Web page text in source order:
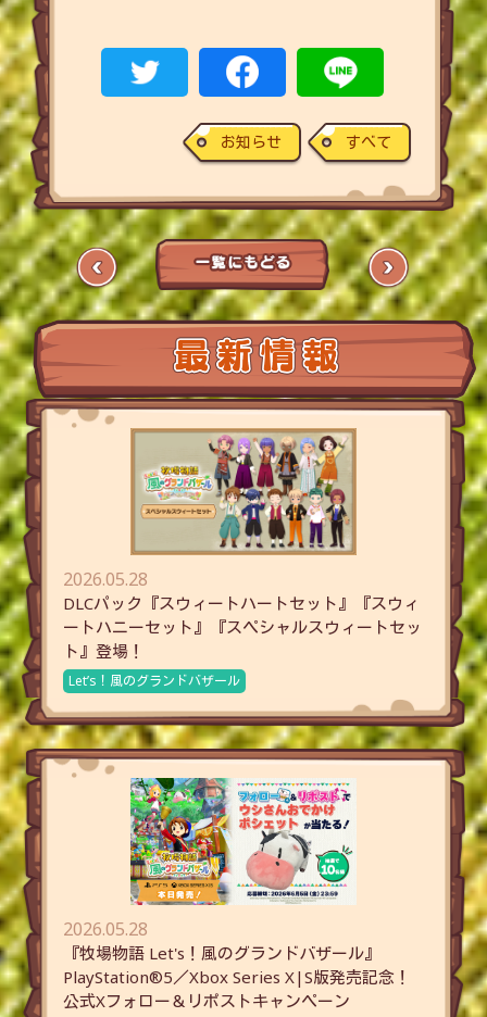
お知らせ すべて
2026.05.28
DLCパック『スウィートハートセット』『スウィ
ートハニーセット』『スペシャルスウィートセッ
ト』登場！
Let’s！風のグランドバザール
2026.05.28
『牧場物語 Let's！風のグランドバザール』
PlayStation®5／Xbox Series X|S版発売記念！
公式Xフォロー＆リポストキャンペーン